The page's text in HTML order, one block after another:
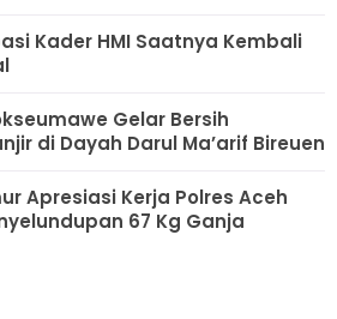
Kader HMI Saatnya Kembali
Gelar Bersih
di Dayah Darul Ma’arif Bireuen
Apresiasi Kerja Polres Aceh
67 Kg Ganja